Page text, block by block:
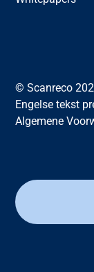
© Scanreco
Engelse tekst
Algemene